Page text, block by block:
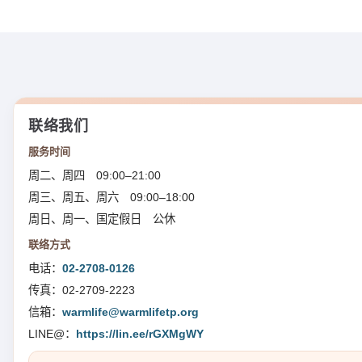
联络我们
服务时间
周二、周四 09:00–21:00
周三、周五、周六 09:00–18:00
周日、周一、国定假日 公休
联络方式
电话： 02-2708-0126
传真：02-2709-2223
信箱： warmlife@warmlifetp.org
LINE@： https://lin.ee/rGXMgWY